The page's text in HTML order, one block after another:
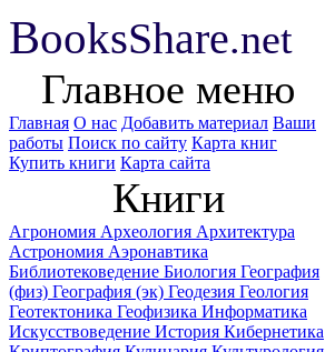
BooksShare.net
Главное меню
Главная О нас Добавить материал Ваши
работы Поиск по сайту Карта книг
Купить книги Карта сайта
Книги
Агрономия Археология Архитектура
Астрономия Аэронавтика
Библиотековедение Биология География
(физ) География (эк) Геодезия Геология
Геотектоника Геофизика Информатика
Искусствоведение История Кибернетика